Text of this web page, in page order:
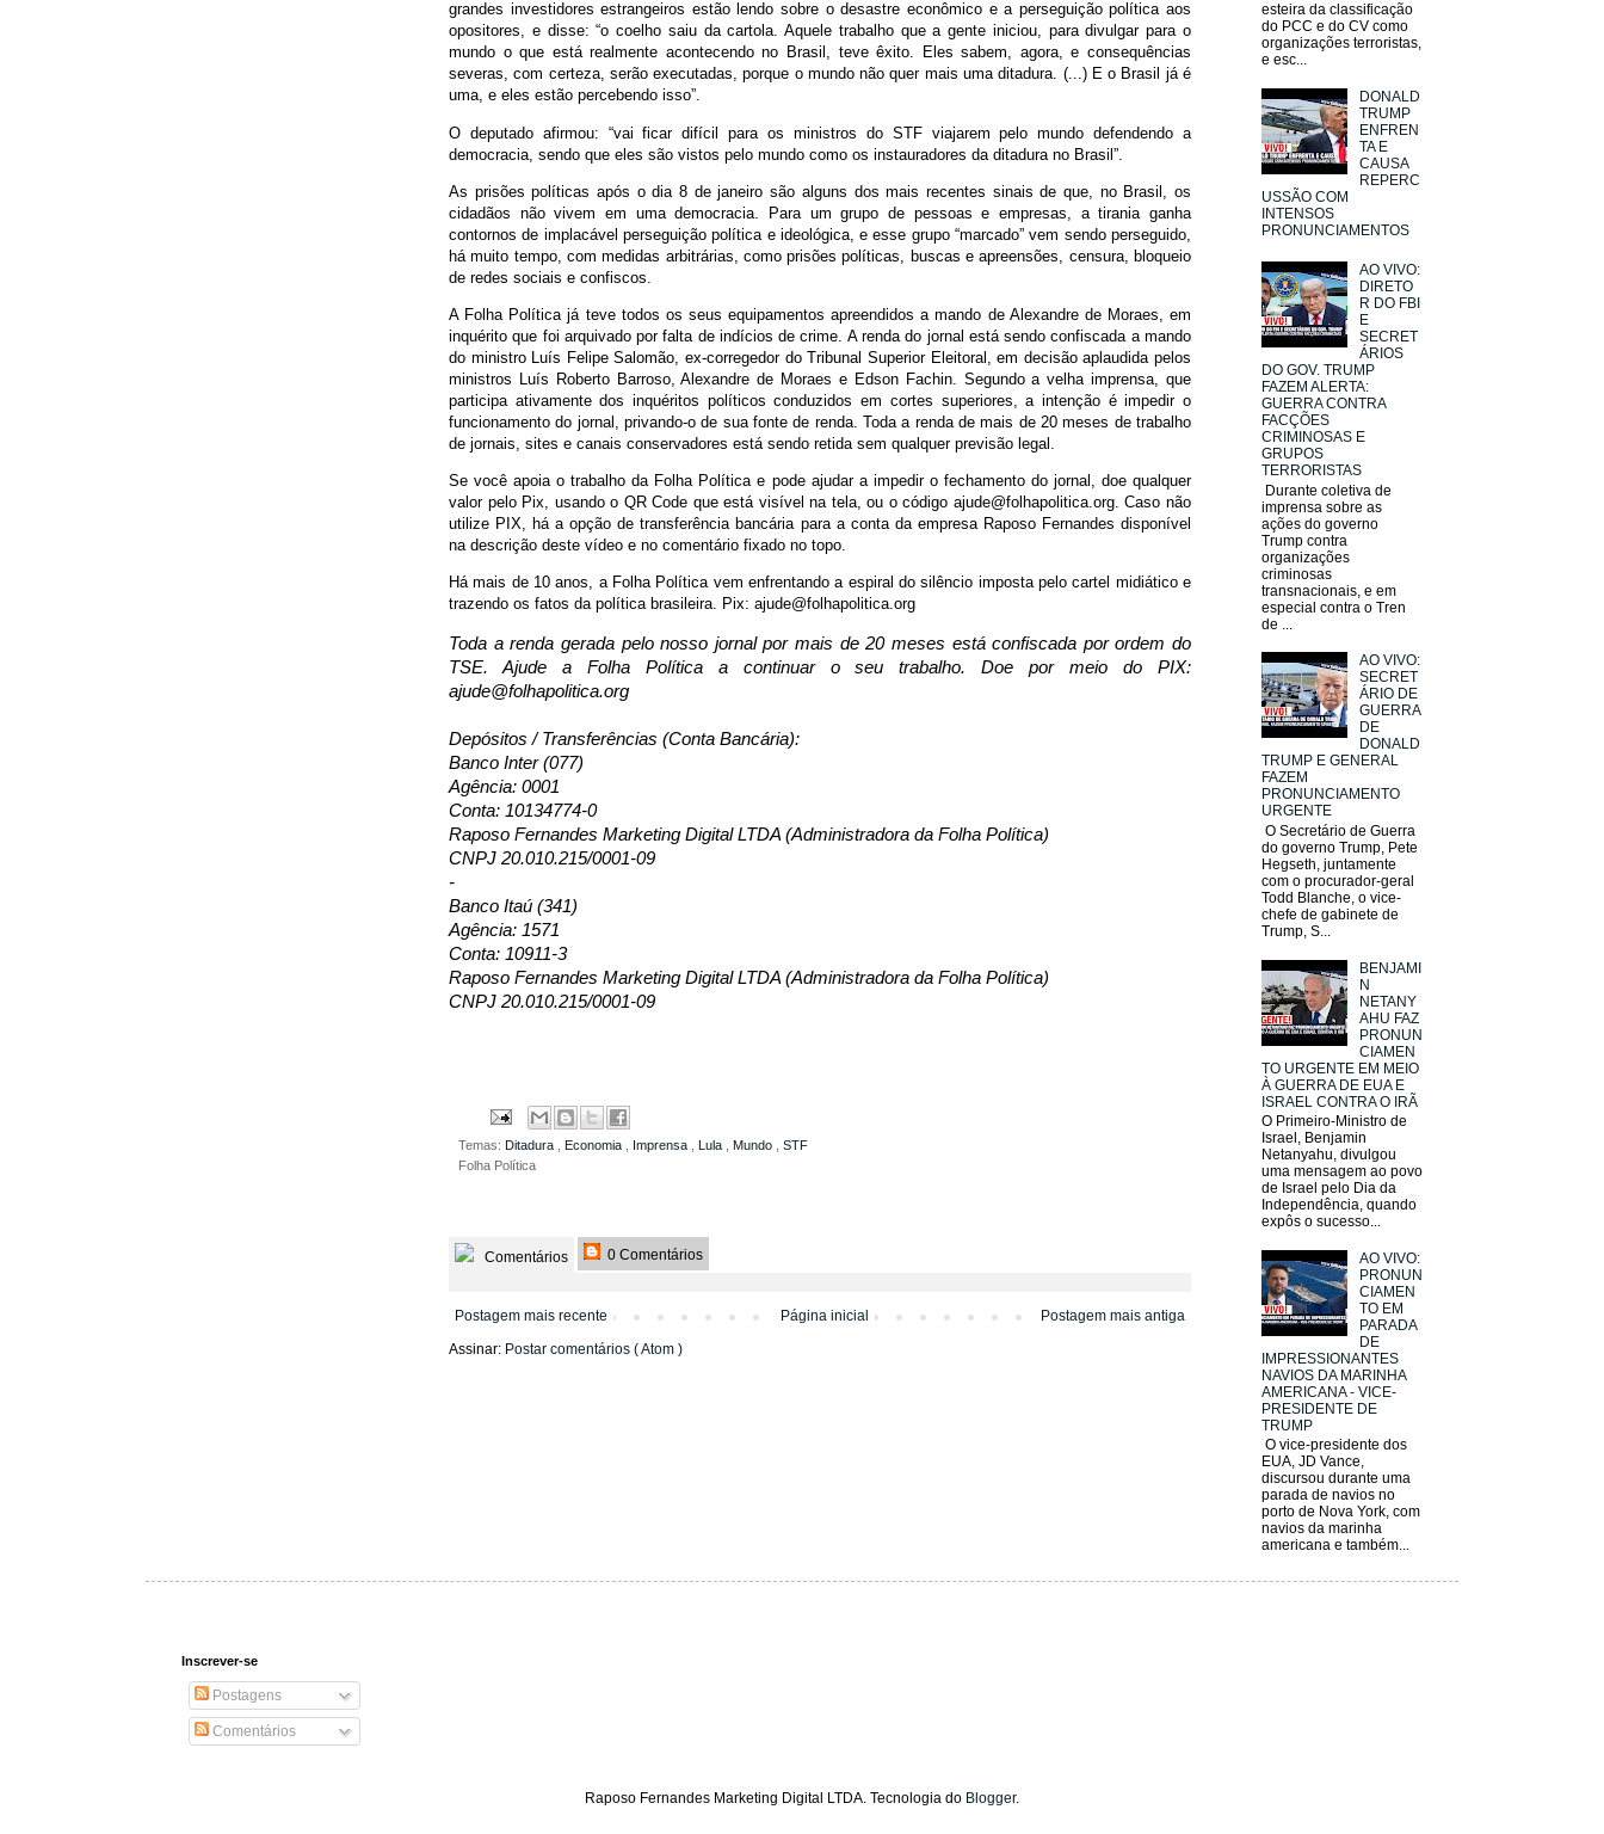
grandes investidores estrangeiros estão lendo sobre o desastre econômico e a perseguição política aos
opositores, e disse: “o coelho saiu da cartola. Aquele trabalho que a gente iniciou, para divulgar para o
mundo o que está realmente acontecendo no Brasil, teve êxito. Eles sabem, agora, e consequências
severas, com certeza, serão executadas, porque o mundo não quer mais uma ditadura. (...) E o Brasil já é
uma, e eles estão percebendo isso”.
O deputado afirmou: “vai ficar difícil para os ministros do STF viajarem pelo mundo defendendo a
democracia, sendo que eles são vistos pelo mundo como os instauradores da ditadura no Brasil”.
As prisões políticas após o dia 8 de janeiro são alguns dos mais recentes sinais de que, no Brasil, os
cidadãos não vivem em uma democracia. Para um grupo de pessoas e empresas, a tirania ganha
contornos de implacável perseguição política e ideológica, e esse grupo “marcado” vem sendo perseguido,
há muito tempo, com medidas arbitrárias, como prisões políticas, buscas e apreensões, censura, bloqueio
de redes sociais e confiscos.
A Folha Política já teve todos os seus equipamentos apreendidos a mando de Alexandre de Moraes, em
inquérito que foi arquivado por falta de indícios de crime. A renda do jornal está sendo confiscada a mando
do ministro Luís Felipe Salomão, ex-corregedor do Tribunal Superior Eleitoral, em decisão aplaudida pelos
ministros Luís Roberto Barroso, Alexandre de Moraes e Edson Fachin. Segundo a velha imprensa, que
participa ativamente dos inquéritos políticos conduzidos em cortes superiores, a intenção é impedir o
funcionamento do jornal, privando-o de sua fonte de renda. Toda a renda de mais de 20 meses de trabalho
de jornais, sites e canais conservadores está sendo retida sem qualquer previsão legal.
Se você apoia o trabalho da Folha Política e pode ajudar a impedir o fechamento do jornal, doe qualquer
valor pelo Pix, usando o QR Code que está visível na tela, ou o código ajude@folhapolitica.org. Caso não
utilize PIX, há a opção de transferência bancária para a conta da empresa Raposo Fernandes disponível
na descrição deste vídeo e no comentário fixado no topo.
Há mais de 10 anos, a Folha Política vem enfrentando a espiral do silêncio imposta pelo cartel midiático e
trazendo os fatos da política brasileira. Pix: ajude@folhapolitica.org
Toda a renda gerada pelo nosso jornal por mais de 20 meses está confiscada por ordem do
TSE. Ajude a Folha Política a continuar o seu trabalho. Doe por meio do PIX:
ajude@folhapolitica.org
Depósitos / Transferências (Conta Bancária):
Banco Inter (077)
Agência: 0001
Conta: 10134774-0
Raposo Fernandes Marketing Digital LTDA (Administradora da Folha Política)
CNPJ 20.010.215/0001-09
-
Banco Itaú (341)
Agência: 1571
Conta: 10911-3
Raposo Fernandes Marketing Digital LTDA (Administradora da Folha Política)
CNPJ 20.010.215/0001-09
Temas: Ditadura Economia Imprensa Lula Mundo
STF
Folha Política
Comentários 0 Comentários
Postagem mais recente Postagem mais antiga
Página inicial
Assinar: Postar comentários ( Atom )
esteira da classificação
do PCC e do CV como
organizações terroristas,
e esc...
DONALD
TRUMP
ENFREN
TA E
CAUSA
REPERC
USSÃO COM
INTENSOS
PRONUNCIAMENTOS
AO VIVO:
DIRETO
R DO FBI
E
SECRET
ÁRIOS
DO GOV. TRUMP
FAZEM ALERTA:
GUERRA CONTRA
FACÇÕES
CRIMINOSAS E
GRUPOS
TERRORISTAS
Durante coletiva de
imprensa sobre as
ações do governo
Trump contra
organizações
criminosas
transnacionais, e em
especial contra o Tren
de ...
AO VIVO:
SECRET
ÁRIO DE
GUERRA
DE
DONALD
TRUMP E GENERAL
FAZEM
PRONUNCIAMENTO
URGENTE
O Secretário de Guerra
do governo Trump, Pete
Hegseth, juntamente
com o procurador-geral
Todd Blanche, o vice-
chefe de gabinete de
Trump, S...
BENJAMI
N
NETANY
AHU FAZ
PRONUN
CIAMEN
TO URGENTE EM MEIO
À GUERRA DE EUA E
ISRAEL CONTRA O IRÃ
O Primeiro-Ministro de
Israel, Benjamin
Netanyahu, divulgou
uma mensagem ao povo
de Israel pelo Dia da
Independência, quando
expôs o sucesso...
AO VIVO:
PRONUN
CIAMEN
TO EM
PARADA
DE
IMPRESSIONANTES
NAVIOS DA MARINHA
AMERICANA - VICE-
PRESIDENTE DE
TRUMP
O vice-presidente dos
EUA, JD Vance,
discursou durante uma
parada de navios no
porto de Nova York, com
navios da marinha
americana e também...
Inscrever-se
Postagens
Comentários
Raposo Fernandes Marketing Digital LTDA. Tecnologia do Blogger.